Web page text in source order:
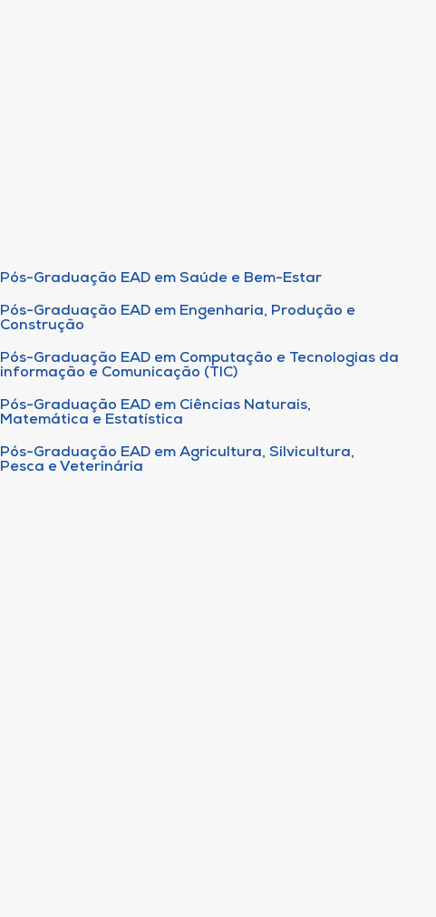
Pós-Graduação EAD em Saúde e Bem-Estar
Pós-Graduação EAD em Engenharia, Produção e
Construção
Pós-Graduação EAD em Computação e Tecnologias da
informação e Comunicação (TIC)
Pós-Graduação EAD em Ciências Naturais,
Matemática e Estatística
Pós-Graduação EAD em Agricultura, Silvicultura,
Pesca e Veterinária